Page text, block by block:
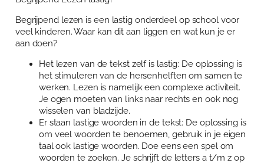
Begrijpend lezen is een lastig onderdeel op school voor
veel kinderen. Waar kan dit aan liggen en wat kun je er
aan doen?
Het lezen van de tekst zelf is lastig: De oplossing is
het stimuleren van de hersenhelften om samen te
werken. Lezen is namelijk een complexe activiteit.
Je ogen moeten van links naar rechts en ook nog
wisselen van bladzijde.
Er staan lastige woorden in de tekst: De oplossing is
om veel woorden te benoemen, gebruik in je eigen
taal ook lastige woorden. Doe eens een spel om
woorden te zoeken. Je schrijft de letters a t/m z op